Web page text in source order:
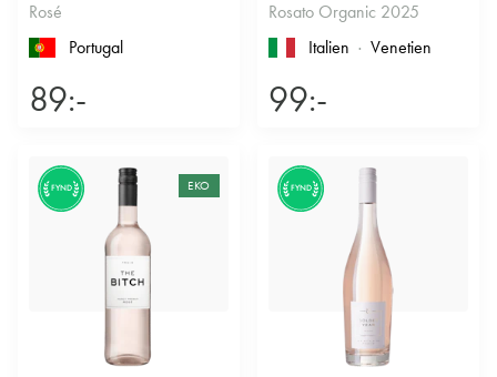
Rosé
Portugal
89:-
Rosato Organic 2025
Italien
Venetien
99:-
FYND EKO FYND